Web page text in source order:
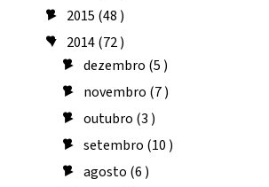
► 2015 (48 )
▼ 2014(72 )
►dezembro (5 )
► novembro (7 )
►outubro (3 )
►setembro (10 )
►agosto (6 )